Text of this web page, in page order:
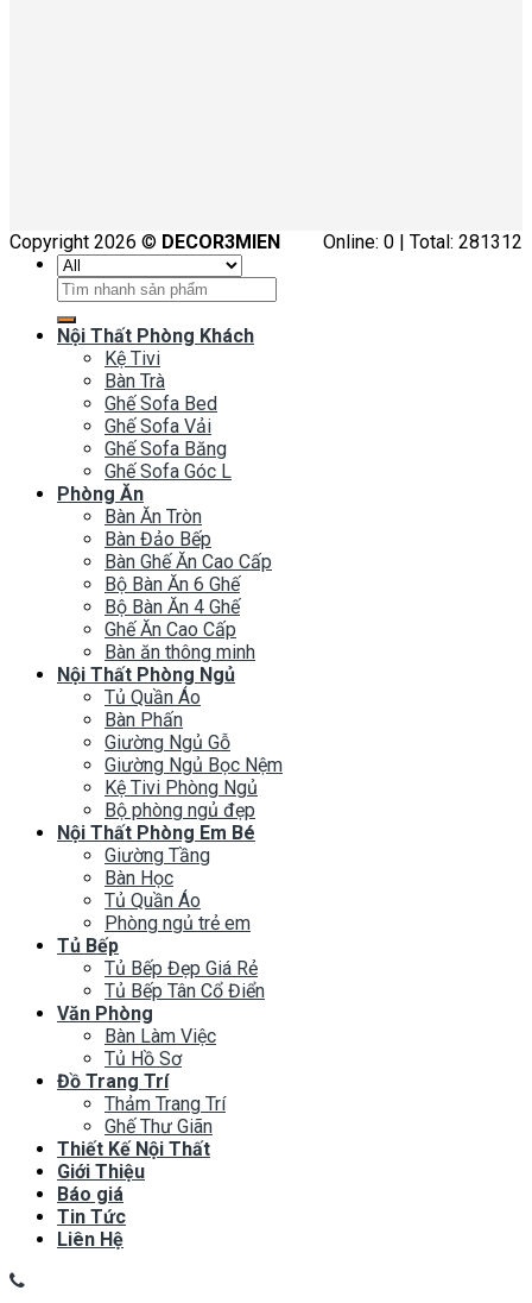
Online: 0 | Total: 281312
Copyright 2026 © DECOR3MIEN
Tìm
kiếm:
Nội Thất Phòng Khách
Kệ Tivi
Bàn Trà
Ghế Sofa Bed
Ghế Sofa Vải
Ghế Sofa Băng
Ghế Sofa Góc L
Phòng Ăn
Bàn Ăn Tròn
Bàn Đảo Bếp
Bàn Ghế Ăn Cao Cấp
Bộ Bàn Ăn 6 Ghế
Bộ Bàn Ăn 4 Ghế
Ghế Ăn Cao Cấp
Bàn ăn thông minh
Nội Thất Phòng Ngủ
Tủ Quần Áo
Bàn Phấn
Giường Ngủ Gỗ
Giường Ngủ Bọc Nệm
Kệ Tivi Phòng Ngủ
Bộ phòng ngủ đẹp
Nội Thất Phòng Em Bé
Giường Tầng
Bàn Học
Tủ Quần Áo
Phòng ngủ trẻ em
Tủ Bếp
Tủ Bếp Đẹp Giá Rẻ
Tủ Bếp Tân Cổ Điển
Văn Phòng
Bàn Làm Việc
Tủ Hồ Sơ
Đồ Trang Trí
Thảm Trang Trí
Ghế Thư Giãn
Thiết Kế Nội Thất
Giới Thiệu
Báo giá
Tin Tức
Liên Hệ